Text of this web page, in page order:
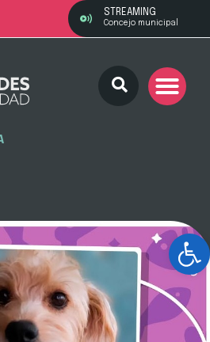
STREAMING
Concejo municipal